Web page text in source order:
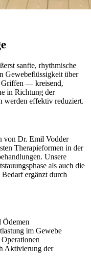
sanfte, rhythmische
Gewebeflüssigkeit über
Griffen — kreisend,
in Richtung der
werden effektiv reduziert.
von Dr. Emil Vodder
Therapieformen in der
Unsere
als auch die
ergänzt durch
im Gewebe
Aktivierung der